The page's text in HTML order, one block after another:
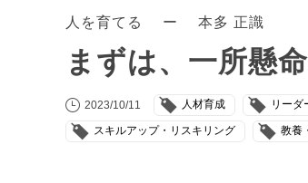
トピックス＆インフォメーション
人を育てる ー 本多 正識
まずは、一所懸
2023/10/11 人材育成 リーダ
スキルアップ・リスキリング 教養